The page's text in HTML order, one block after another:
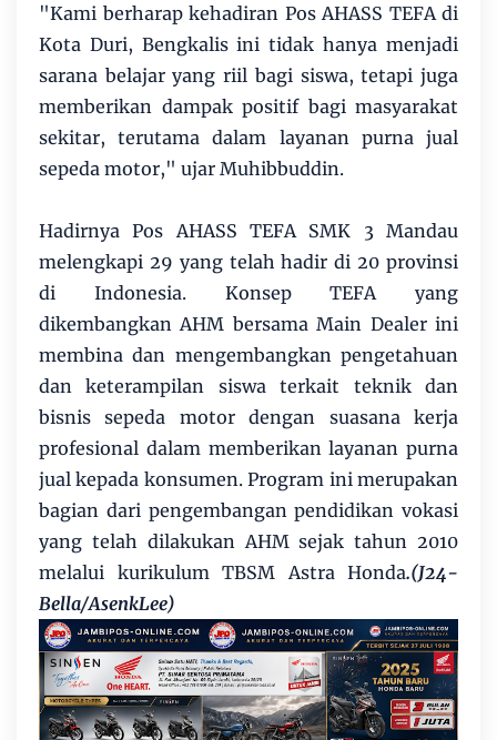
"Kami berharap kehadiran Pos AHASS TEFA di
Kota Duri, Bengkalis ini tidak hanya menjadi
sarana belajar yang riil bagi siswa, tetapi juga
memberikan dampak positif bagi masyarakat
sekitar, terutama dalam layanan purna jual
sepeda motor," ujar Muhibbuddin.
Hadirnya Pos AHASS TEFA SMK 3 Mandau
melengkapi 29 yang telah hadir di 20 provinsi
di Indonesia. Konsep TEFA yang
dikembangkan AHM bersama Main Dealer ini
membina dan mengembangkan pengetahuan
dan keterampilan siswa terkait teknik dan
bisnis sepeda motor dengan suasana kerja
profesional dalam memberikan layanan purna
jual kepada konsumen. Program ini merupakan
bagian dari pengembangan pendidikan vokasi
yang telah dilakukan AHM sejak tahun 2010
melalui kurikulum TBSM Astra Honda.(J24-
Bella/AsenkLee)